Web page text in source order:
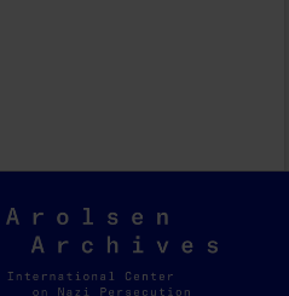
Arolsen
Archives